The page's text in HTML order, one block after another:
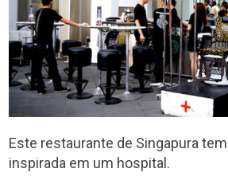
Este restaurante de Singapura
inspirada em um hospital.